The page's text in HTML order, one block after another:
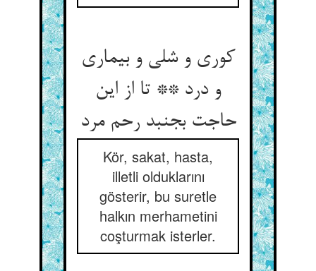
کوری و شلی و بیماری
و درد ** تا از این
حاجت بجنبد رحم مرد
Kör, sakat, hasta,
illetli olduklarını
gösterir, bu suretle
halkın merhametini
coşturmak isterler.